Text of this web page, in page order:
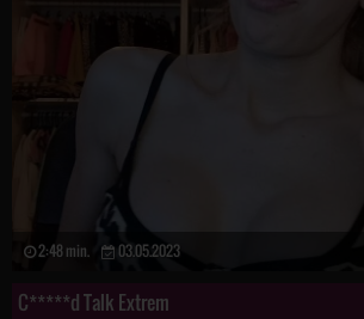
2:48 min. 03.05.2023
C*****d Talk Extrem